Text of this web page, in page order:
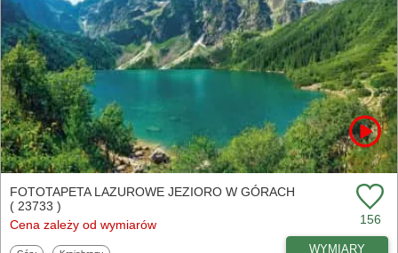
FOTOTAPETA LAZUROWE JEZIORO W GÓRACH
( 23733 )
Cena zależy od wymiarów
156
WYMIARY